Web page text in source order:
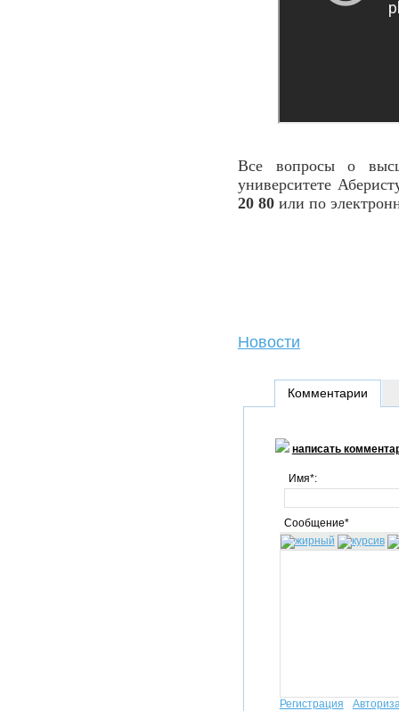
Все вопросы о
университете
20 80 или по
Новости
Комментарии
написать
Имя*:
Сообщение*
Регистрация